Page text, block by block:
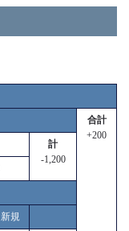
合計
+200
計
-1,200
新規